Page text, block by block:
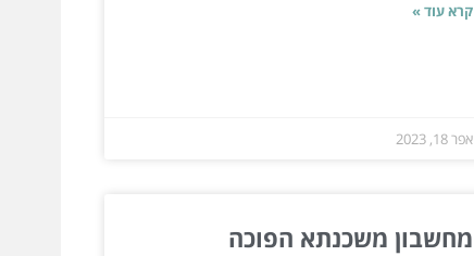
קרא עוד »
אפר 18, 2023
מחשבון משכנתא הפוכה